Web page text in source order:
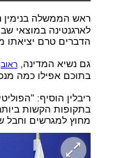
ראש הממשלה בנימין
לארגנטינה במוצאי
הדברים טרם יציאתו
גם נשיא המדינה,
בתוכם אפילו כמה
ריבלין הוסיף:
בתקופות הקשות
מחוץ למגרשים וחבל